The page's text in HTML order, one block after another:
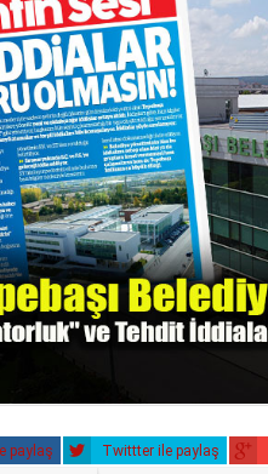
paylaş Twittter ile paylaş